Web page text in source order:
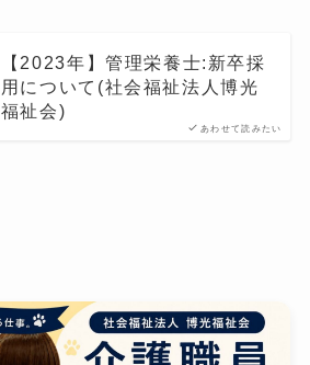
あわせて読みたい
【2023年】管理栄養士:新卒採
用について(社会福祉法人博光
福祉会)